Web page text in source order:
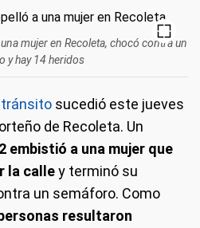
mujer en Recoleta, chocó contra un
y hay 14 heridos
sucedió este jueves
de Recoleta. Un
embistió a una mujer que
la calley terminó su
un semáforo. Como
resultaron